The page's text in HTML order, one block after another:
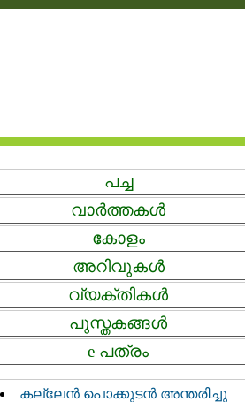
പച്ച‍
വാര്‍ത്തകള്‍
കോളം
അറിവുകള്‍‍
വ്യക്തികള്‍
പുസ്തകങ്ങള്‍‍
e പത്രം
കല്ലേൻ പൊക്കുടൻ അന്തരിച്ചു